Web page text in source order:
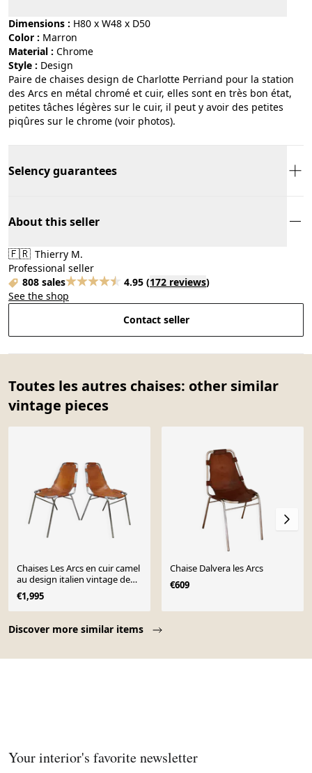
Dimensions : H80 x W48 x D50
Color :
marron
Material :
chrome
Style :
design
Paire de chaises design de Charlotte Perriand pour la station
des Arcs en métal chromé et cuir, elles sont en très bon état,
petites tâches légères sur le cuir, il peut y avoir des petites
piqûres sur le chrome (voir photos).
Selency guarantees
About this seller
🇫🇷 Thierry M.
Professional seller
808 sales
4.95 (172 reviews)
See the shop
Contact seller
Toutes les autres chaises: other similar
vintage pieces
Discover more similar items
Chaises Les Arcs en cuir camel
au design italien vintage de
Charlotte Perriand pour Dal
Vera des années 1970.
€1,995
Chaise Dalvera les Arcs
€609
Your interior's favorite newsletter